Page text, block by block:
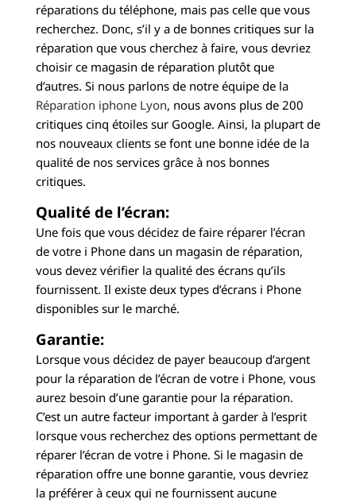
réparations du téléphone, mais pas celle que vous
recherchez. Donc, s’il y a de bonnes critiques sur la
réparation que vous cherchez à faire, vous devriez
choisir ce magasin de réparation plutôt que
d’autres. Si nous parlons de notre équipe de la
Réparation iphone Lyon, nous avons plus de 200
critiques cinq étoiles sur Google. Ainsi, la plupart de
nos nouveaux clients se font une bonne idée de la
qualité de nos services grâce à nos bonnes
critiques.
Qualité de l’écran:
Une fois que vous décidez de faire réparer l’écran
de votre i Phone dans un magasin de réparation,
vous devez vérifier la qualité des écrans qu’ils
fournissent. Il existe deux types d’écrans i Phone
disponibles sur le marché.
Garantie:
Lorsque vous décidez de payer beaucoup d’argent
pour la réparation de l’écran de votre i Phone, vous
aurez besoin d’une garantie pour la réparation.
C’est un autre facteur important à garder à l’esprit
lorsque vous recherchez des options permettant de
réparer l’écran de votre i Phone. Si le magasin de
réparation offre une bonne garantie, vous devriez
la préférer à ceux qui ne fournissent aucune